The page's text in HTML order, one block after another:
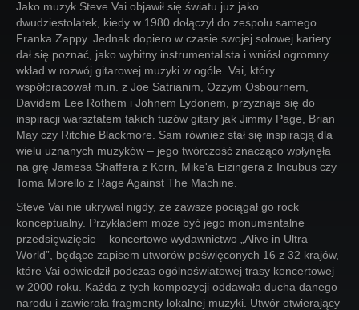
Jako muzyk Steve Vai objawił się światu już jako
dwudziestolatek, kiedy w 1980 dołączył do zespołu samego
Franka Zappy. Jednak dopiero w czasie swojej solowej kariery
dał się poznać, jako wybitny instrumentalista i wniósł ogromny
wkład w rozwój gitarowej muzyki w ogóle. Vai, który
współpracował m.in. z Joe Satrianim, Ozzym Osbournem,
Davidem Lee Rothem i Johnem Lydonem, przyznaje się do
inspiracji warsztatem takich tuzów gitary jak Jimmy Page, Brian
May czy Ritchie Blackmore. Sam również stał się inspiracją dla
wielu uznanych muzyków – jego twórczość znacząco wpłynęła
na grę Jamesa Shaffera z Korn, Mike'a Eizingera z Incubus czy
Toma Morello z Rage Against The Machine.
Steve Vai nie ukrywał nigdy, że zawsze pociągał go rock
konceptualny. Przykładem może być jego monumentalne
przedsięwzięcie – koncertowe wydawnictwo „Alive in Ultra
World”, będące zapisem utworów poświęconych 16 z 32 krajów,
które Vai odwiedził podczas ogólnoświatowej trasy koncertowej
w 2000 roku. Każda z tych kompozycji oddawała ducha danego
narodu i zawierała fragmenty lokalnej muzyki. Utwór otwierający